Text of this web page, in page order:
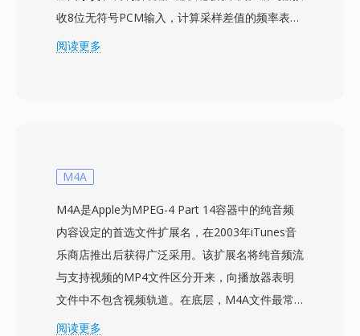
收8位无符号PCM输入，计算采样差值的频率表，
并构建最优Huffman树，将常见的差值替换为短比
支持最高22.255 kHz的采样率，匹配原始
了HCOM解码支持，确保数十年后归档录音仍然
可以访问。HCOM在保存工作中具有三大实际优
势：无损压缩可精确恢复原始采样，每个文件中嵌
入的自包含Huffman表实现了无依赖解码，以及在
数千个经典Mac声音档案中的广泛历史存在。
阅读更多
M4A
M4A是Apple为MPEG-4 Part 14容器中的纯音频
内容设定的首选文件扩展名，在2003年iTunes音
乐商店推出后获得广泛采用。该扩展名将纯音频流
与支持视频的MP4文件区分开来，向播放器表明
文件中不包含视频轨道。在底层，M4A文件最常
封装AAC-LC（Advanced Audio Coding, Low
阅读更多